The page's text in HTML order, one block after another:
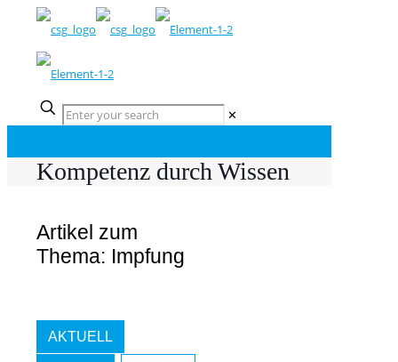
✕
Kompetenz durch Wissen
Artikel zum
Thema: Impfung
AKTUELL